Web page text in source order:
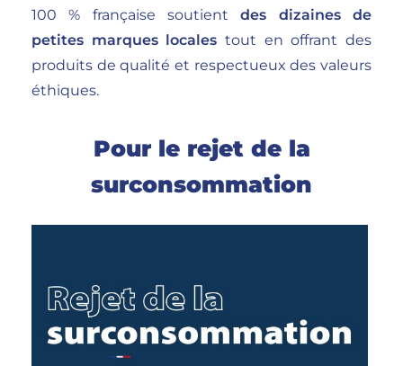
100 % française soutientdes dizaines de
petites marques locales tout en offrant des
produits de qualité et respectueux des valeurs
éthiques.
Pour le rejet de la
surconsommation